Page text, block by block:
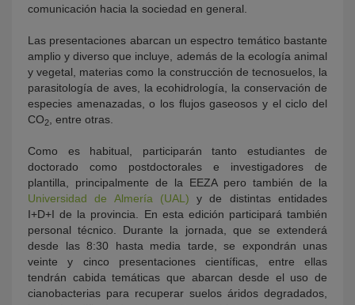
comunicación hacia la sociedad en general.
Las presentaciones abarcan un espectro temático bastante
amplio y diverso que incluye, además de la ecología animal
y vegetal, materias como la construcción de tecnosuelos, la
parasitología de aves, la ecohidrología, la conservación de
especies amenazadas, o los flujos gaseosos y el ciclo del
CO2 , entre otras.
Como es habitual, participarán tanto estudiantes de
doctorado como postdoctorales e investigadores de
plantilla, principalmente de la EEZA pero también de la
Universidad de Almería (UAL) y de distintas entidades
I+D+I de la provincia. En esta edición participará también
personal técnico. Durante la jornada, que se extenderá
desde las 8:30 hasta media tarde, se expondrán unas
veinte y cinco presentaciones científicas, entre ellas
tendrán cabida temáticas que abarcan desde el uso de
cianobacterias para recuperar suelos áridos degradados,